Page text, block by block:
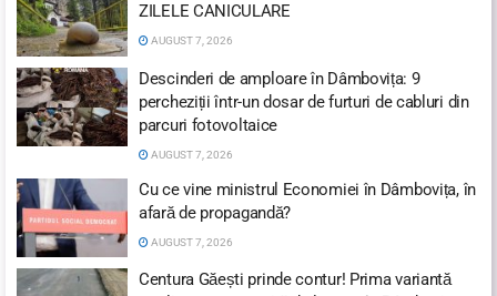
ZILELE CANICULARE
AUGUST 7, 2026
Descinderi de amploare în Dâmbovița: 9
percheziții într-un dosar de furturi de cabluri din
parcuri fotovoltaice
AUGUST 7, 2026
Cu ce vine ministrul Economiei în Dâmbovița, în
afară de propagandă?
AUGUST 7, 2026
Centura Găești prinde contur! Prima variantă